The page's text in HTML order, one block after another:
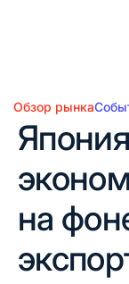
Опубликовано
в
Обзор рынка
на